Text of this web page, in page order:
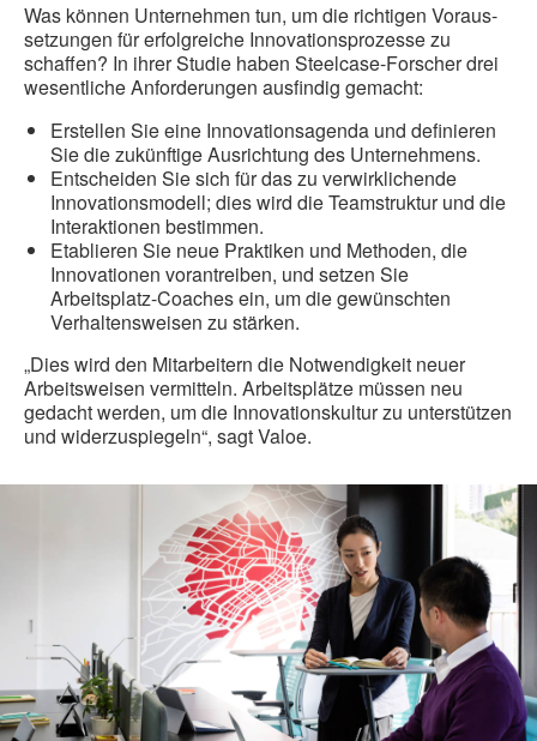
Was können Unternehmen tun, um die richtigen Voraus-
setzungen für erfolgreiche Innovationsprozesse zu
schaffen? In ihrer Studie haben Steelcase-Forscher drei
wesentliche Anforderungen ausfindig gemacht:
Erstellen Sie eine Innovationsagenda und definieren
Sie die zukünftige Ausrichtung des Unternehmens.
Entscheiden Sie sich für das zu verwirklichende
Innovationsmodell; dies wird die Teamstruktur und die
Interaktionen bestimmen.
Etablieren Sie neue Praktiken und Methoden, die
Innovationen vorantreiben, und setzen Sie
Arbeitsplatz-Coaches ein, um die gewünschten
Verhaltensweisen zu stärken.
„Dies wird den Mitarbeitern die Notwendigkeit neuer
Arbeitsweisen vermitteln. Arbeitsplätze müssen neu
gedacht werden, um die Innovationskultur zu unterstützen
und widerzuspiegeln“, sagt Valoe.